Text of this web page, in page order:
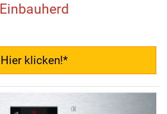
Einbauherd
Hier klicken!*